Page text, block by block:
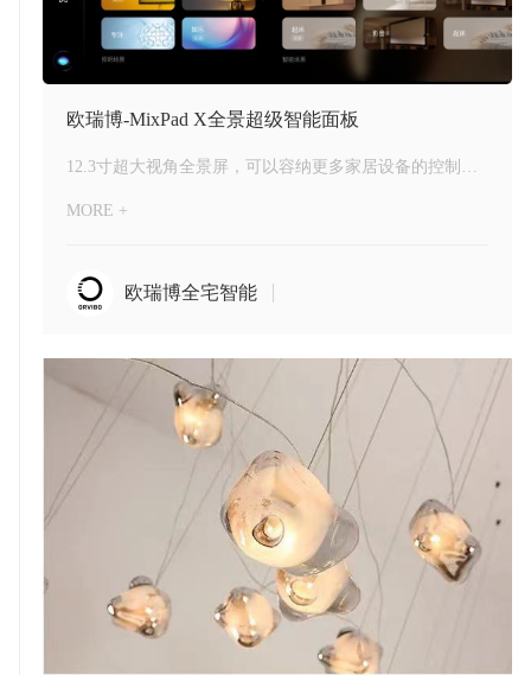
欧瑞博-MixPad X全景超级智能面板
12.3寸超大视角全景屏，可以容纳更多家居设备的控制与场景，MixPad X 还可以实时显示家电运行状态及消耗情况，看一眼就都知道了，只需无忧无虑地享受全屋智能带来的便捷。
MORE +
欧瑞博全宅智能